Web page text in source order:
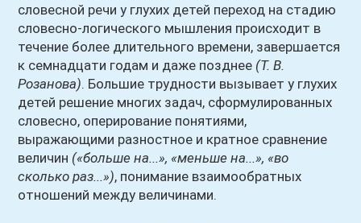
словесной речи у глухих детей переход на стадию
словесно-логического мышления происходит в
течение более длительного времени, завершается
к семнадцати годам и даже позднее (Т. В.
Розанова). Большие трудности вызывает у глухих
детей решение многих задач, сформулированных
словесно, оперирование понятиями,
выражающими разностное и кратное сравнение
величин («больше на...», «меньше на...», «во
сколько раз...»), понимание взаимообратных
отношений между величинами.